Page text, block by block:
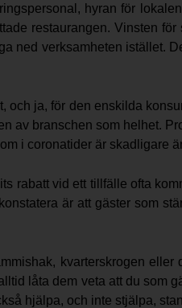
hyran för
restaurangen. Vinsten
ned verksamheten istället.
och ja, för den enskilda
av branschen som helhet.
i coronatider är skadligare
rabatt vid ett tillfälle ofta
är att gäster som
kvarterskrogen
låta dem veta att du som
hjälpa, och inte stjälpa,